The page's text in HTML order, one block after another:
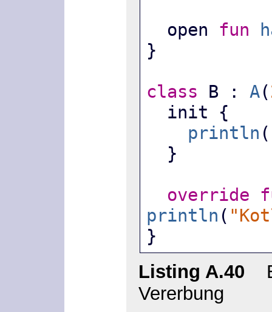
  open
fun
}
class B : A(
  init {
println (
  }
override
println (
}
Listing A.40
Vererbung